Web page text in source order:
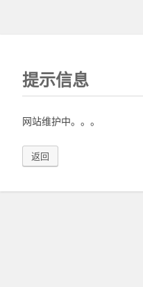
提示信息
网站维护中。。。
返回